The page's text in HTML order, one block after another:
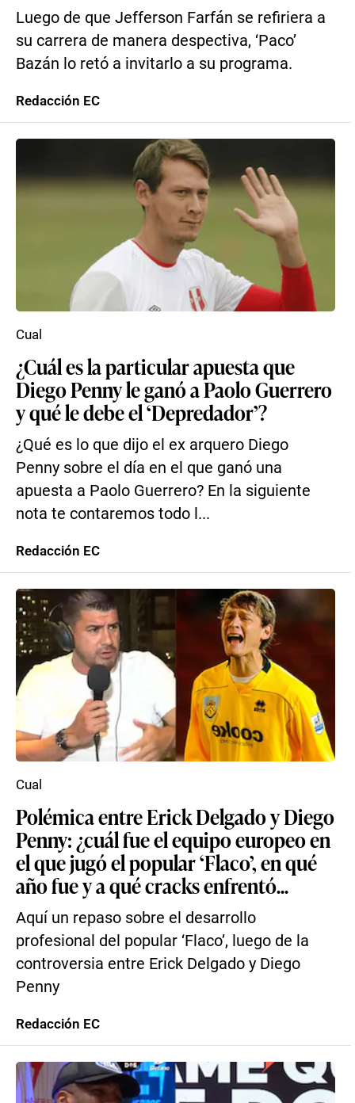
Luego de que Jefferson Farfán se refiriera a
su carrera de manera despectiva, ‘Paco’
Bazán lo retó a invitarlo a su programa.
Redacción EC
¿Cuál es la particular apuesta que
Diego Penny le ganó a Paolo Guerrero
y qué le debe el ‘Depredador’?
¿Qué es lo que dijo el ex arquero Diego
Penny sobre el día en el que ganó una
apuesta a Paolo Guerrero? En la siguiente
nota te contaremos todo l...
Cual
Redacción EC
Polémica entre Erick Delgado y Diego
Penny: ¿cuál fue el equipo europeo en
el que jugó el popular ‘Flaco’, en qué
año fue y a qué cracks enfrentó...
Aquí un repaso sobre el desarrollo
profesional del popular ‘Flaco’, luego de la
controversia entre Erick Delgado y Diego
Penny
Cual
Redacción EC